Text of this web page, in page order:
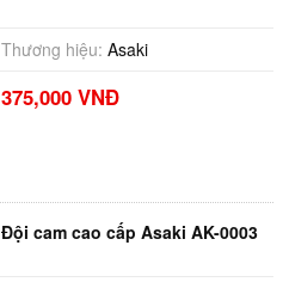
Thương hiệu: Asaki
375,000 VNĐ
Đội cam cao cấp Asaki AK-0003